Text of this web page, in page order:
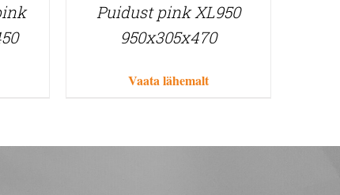
Puidust pink XL950
950x305x470
Vaata lähemalt